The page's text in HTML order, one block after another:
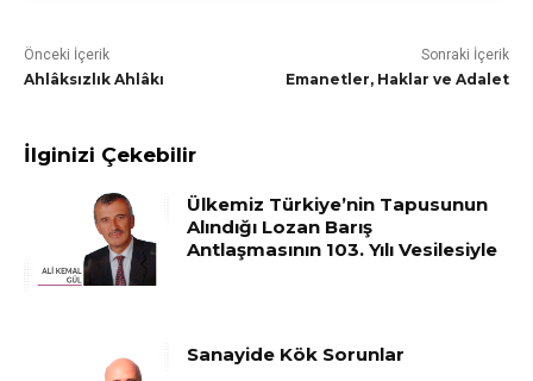
Önceki İçerik
Ahlâksızlık Ahlâkı
Sonraki İçerik
Emanetler, Haklar ve Adalet
İlginizi Çekebilir
Ülkemiz Türkiye’nin Tapusunun
Alındığı Lozan Barış
Antlaşmasının 103. Yılı Vesilesiyle
Sanayide Kök Sorunlar